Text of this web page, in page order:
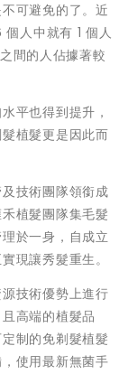
可避免的了。近
人中就有 1 個人
間的人佔據著較
平也得到提升，
植髮更是因此而
技術團隊領銜成
植髮團隊集毛髮
於一身，自成立
現讓秀髮重生。
技術優勢上進行
高端的植髮品
制的免剃髮植髮
使用最新無菌手